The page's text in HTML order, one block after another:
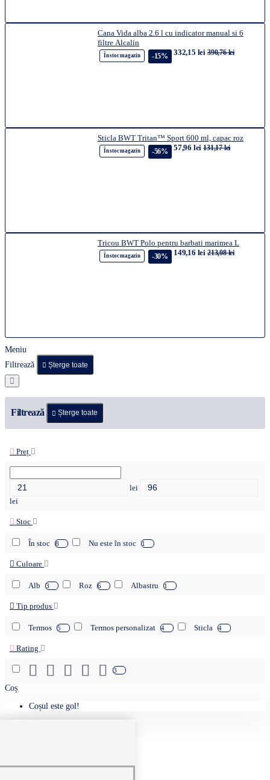
Cana Vida alba 2.6 l cu indicator manual si 6
filtre Alcalin
În stoc magazin -15% 332,15 lei 390,76 lei
Sticla BWT Tritan™ Sport 600 ml, capac roz
În stoc magazin -56% 57,96 lei 131,17 lei
Tricou BWT Polo pentru barbati marimea L
În stoc magazin -30% 149,16 lei 213,08 lei
Meniu
Filtrează
Șterge toate
Filtrează Șterge toate
Preț
lei
lei
Stoc
În stoc 8 Nu este în stoc 1
Culoare
Alb 3 Roz 6 Albastru 1
Tip produs
Termos 5 Termos personalizat 4 Sticla 4
Rating
3
Coș
Coșul este gol!